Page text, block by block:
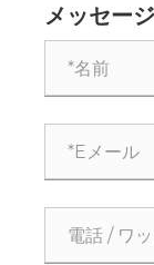
メッセー